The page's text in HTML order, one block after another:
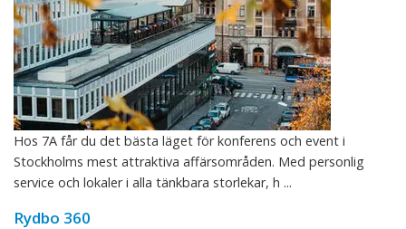
Hos 7A får du det bästa läget för konferens och event i
Stockholms mest attraktiva affärsområden. Med personlig
service och lokaler i alla tänkbara storlekar, h ...
Rydbo 360